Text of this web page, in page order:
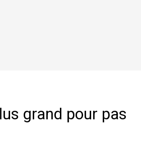
grand pour pas